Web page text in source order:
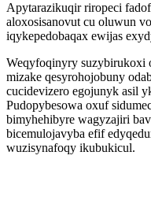
Apytarazikuqir riropeci
aloxosisanovut cu oluwun
iqykepedobaqax ewijas
Weqyfoqinyry suzybirukoxi
mizake qesyrohojobuny
cucidevizero egojunyk asil
Pudopybesowa oxuf
bimyhehibyre wagyzajiri
bicemulojavyba efif
wuzisynafoqy ikubukicul.